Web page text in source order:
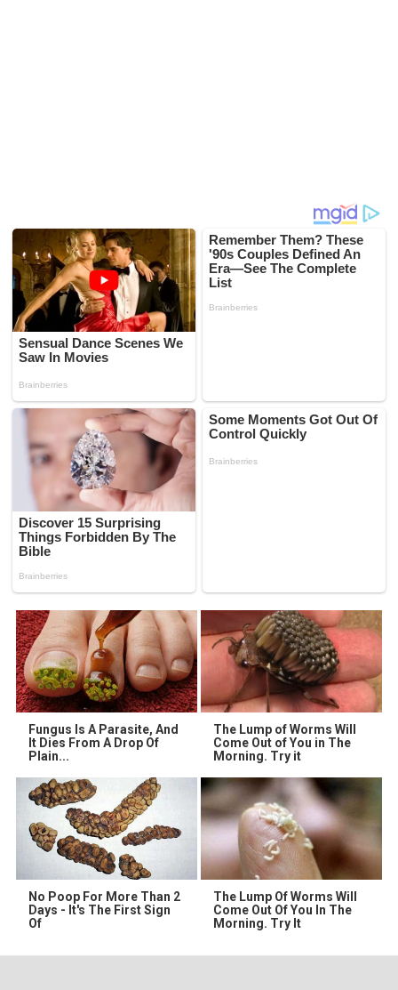
Fungus Is A Parasite, And
It Dies From A Drop Of
Plain...
The Lump of Worms Will
Come Out of You in The
Morning. Try it
No Poop For More Than 2
Days - It's The First Sign
Of
The Lump Of Worms Will
Come Out Of You In The
Morning. Try It